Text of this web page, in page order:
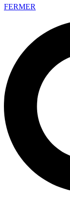
FERMER